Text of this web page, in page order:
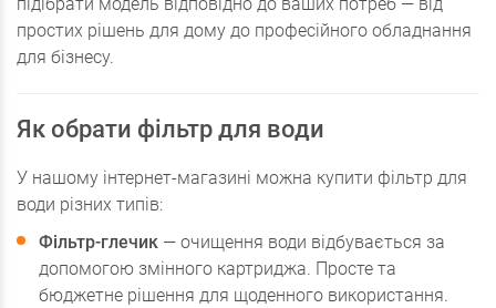
простих рішень для дому до професійного обладнання
для бізнесу.
Як обрати фільтр для води
У нашому інтернет-магазині можна купити фільтр для
води різних типів:
Фільтр-глечик — очищення води відбувається за
допомогою змінного картриджа. Просте та
бюджетне рішення для щоденного використання.